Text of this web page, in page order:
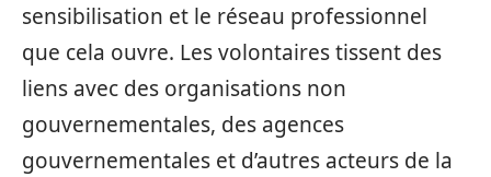
sensibilisation et le réseau professionnel
que cela ouvre. Les volontaires tissent des
liens avec des organisations non
gouvernementales, des agences
gouvernementales et d’autres acteurs de la